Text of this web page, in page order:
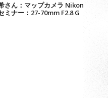
さん：マップカメラ Nikon
ミナー：27-70mm F2.8 G